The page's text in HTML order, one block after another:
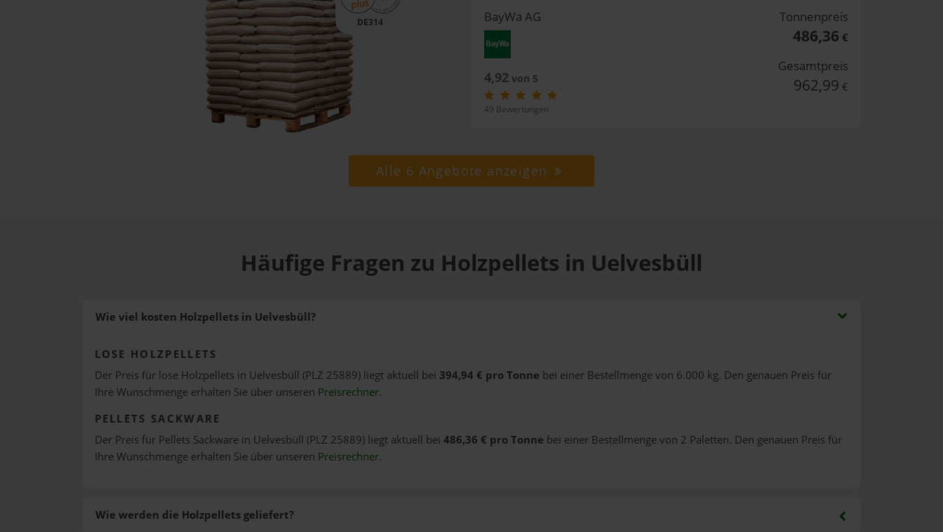
DE314 BayWa AG
4,92von 5
49 Bewertungen
Tonnenpreis
486,36 €
Gesamtpreis
962,99 €
Alle 6 Angebote anzeigen
Häufige Fragen zu Holzpellets in Uelvesbüll
Wie viel kosten Holzpellets in Uelvesbüll?
LOSE HOLZPELLETS
Der Preis für lose Holzpellets in Uelvesbüll (PLZ 25889) liegt aktuell bei 394,94 € pro Tonne bei einer Bestellmenge von 6.000 kg. Den genauen Preis für
Ihre Wunschmenge erhalten Sie über unseren Preisrechner.
PELLETS SACKWARE
Der Preis für Pellets Sackware in Uelvesbüll (PLZ 25889) liegt aktuell bei 486,36 € pro Tonne bei einer Bestellmenge von 2 Paletten. Den genauen Preis für
Ihre Wunschmenge erhalten Sie über unseren Preisrechner.
Wie werden die Holzpellets geliefert?